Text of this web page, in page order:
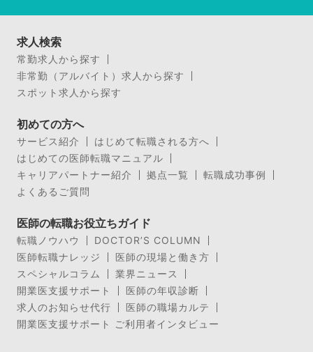
求人検索
常勤求人から探す
非常勤（アルバイト）求人から探す
スポット求人から探す
初めての方へ
サービス紹介
はじめて転職される方へ
はじめての医師転職マニュアル
キャリアパートナー紹介
拠点一覧
転職成功事例
よくあるご質問
医師の転職お役立ちガイド
転職ノウハウ
DOCTOR’S COLUMN
医師転職ナレッジ
医師の現場と働き方
スペシャルコラム
業界ニュース
開業医支援サポート
医師の年収診断
求人のお知らせ代行
医師の職場カルテ
開業医支援サポート ご利用者インタビュー